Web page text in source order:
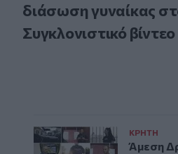
διάσωση γυναίκας
Συγκλονιστικό βίντεο
ΚΡΗΤΗ
Άμεση